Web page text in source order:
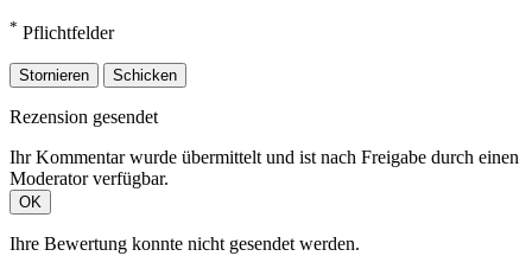
* Pflichtfelder
Stornieren Schicken
Rezension gesendet
Ihr Kommentar wurde übermittelt und ist nach Freigabe durch einen
Moderator verfügbar.
OK
Ihre Bewertung konnte nicht gesendet werden.